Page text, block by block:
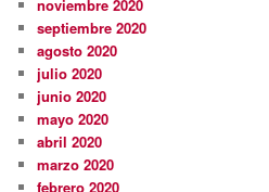
noviembre 2020
septiembre 2020
agosto 2020
julio 2020
junio 2020
mayo 2020
abril 2020
marzo 2020
febrero 2020